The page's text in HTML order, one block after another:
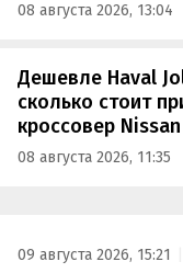
08 августа 2026, 13:04
Дешевле Haval
сколько стоит
кроссовер Nissan
08 августа 2026, 11:35
09 августа 2026, 15:21